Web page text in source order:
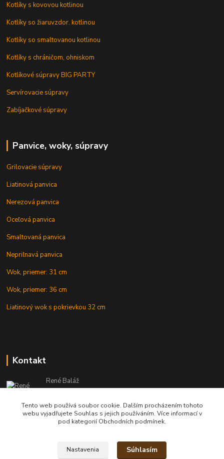
Kotlíky s kovovou kotlinou
Kotlíky so žiaruvzdor. kotlinou
Kotlíky so smaltovanou kotlinou
Kotlíky s chráničom, ohniskom
Kotlíkové súpravy BIG PARTY
Servírovacie súpravy
Zabíjačkové súpravy
Panvice, woky, súpravy
Grilovacie súpravy
Liatinová panvica
Nerezová panvica
Oceľová panvica
Smaltovaná panvica
Nepriľnavá panvica
Wok, priemer: 31 cm
Wok, priemer: 36 cm
Liatinový wok s pokrievkou 32 cm
Kontakt
René Baláž
Eshop: +421 902 212 007
od 8:00 - do 16:00 hod
info@kotlikyshop.sk
Tento web používá soubor cookie. Dalším procházením tohoto
webu vyjadřujete Souhlas s jejich používáním. Více informací v
pod kategorií Obchodních podmínek.
Nastavenia Súhlasím